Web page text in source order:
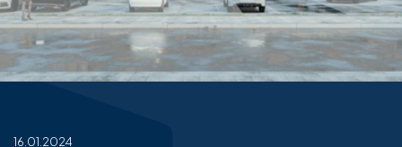
16.01.2024